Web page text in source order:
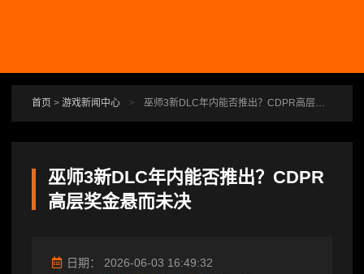
首页 > 游戏新闻中心 > 巫师3新DLC年内能否推出？CDPR高层奖金悬而未决
巫师3新DLC年内能否推出？CDPR
高层奖金悬而未决
日期： 2026-06-03 16:49:32